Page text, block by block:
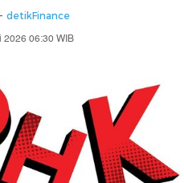
detikFinance
2026 06:30 WIB